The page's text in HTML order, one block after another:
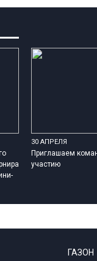
30 АПРЕЛЯ
Приглашаем
участию
ГАЗОН